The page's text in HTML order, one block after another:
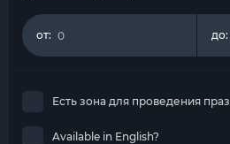
от: до:
Есть зона для проведения
Available in English?